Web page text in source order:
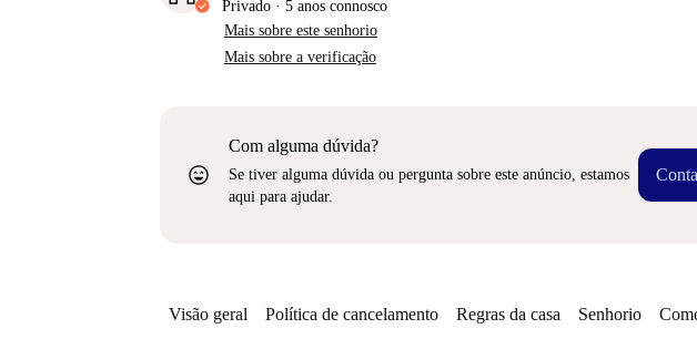
Privado · 5 anos connosco
Mais sobre este senhorio
Mais sobre a verificação
sentiment_very_satisfied
Com alguma dúvida?
Se tiver alguma dúvida ou pergunta sobre este anúncio, estamos
aqui para ajudar.
Visão geral Política de cancelamento Regras da casa Senhorio